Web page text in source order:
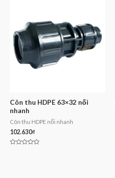
Côn thu HDPE 63×32 nối
nhanh
Côn thu HDPE nối nhanh
102.630₫